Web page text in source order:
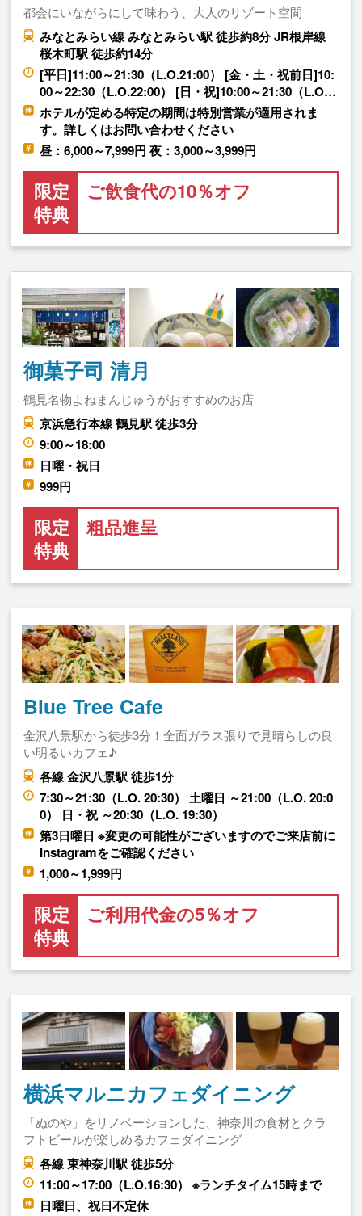
都会にいながらにして味わう、大人のリゾート空間
みなとみらい線 みなとみらい駅 徒歩約8分 JR根岸線
桜木町駅 徒歩約14分
[平日]11:00～21:30（L.O.21:00） [金・土・祝前日]10:
00～22:30（L.O.22:00） [日・祝]10:00～21:30（L.O…
ホテルが定める特定の期間は特別営業が適用されま
す。詳しくはお問い合わせください
昼：6,000～7,999円 夜：3,000～3,999円
限定
特典
ご飲食代の10％オフ
御菓子司 清月
鶴見名物よねまんじゅうがおすすめのお店
京浜急行本線 鶴見駅 徒歩3分
9:00～18:00
日曜・祝日
999円
限定
特典
粗品進呈
Blue Tree Cafe
金沢八景駅から徒歩3分！全面ガラス張りで見晴らしの良
い明るいカフェ♪
各線 金沢八景駅 徒歩1分
7:30～21:30（L.O. 20:30） 土曜日 ～21:00（L.O. 20:0
0） 日・祝 ～20:30（L.O. 19:30）
第3日曜日 ※変更の可能性がございますのでご来店前に
Instagramをご確認ください
1,000～1,999円
限定
特典
ご利用代金の5％オフ
横浜マルニカフェダイニング
「ぬのや」をリノベーションした、神奈川の食材とクラ
フトビールが楽しめるカフェダイニング
各線 東神奈川駅 徒歩5分
11:00～17:00（L.O.16:30） ※ランチタイム15時まで
日曜日、祝日不定休